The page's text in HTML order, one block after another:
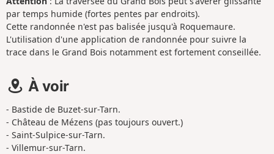
par temps humide (fortes pentes par endroits).
Cette randonnée n'est pas balisée jusqu'à Roquemaure.
L'utilisation d'une application de randonnée pour suivre la
trace dans le Grand Bois notamment est fortement conseillée.
À voir
- Bastide de Buzet-sur-Tarn.
- Château de Mézens (pas toujours ouvert.)
- Saint-Sulpice-sur-Tarn.
- Villemur-sur-Tarn.